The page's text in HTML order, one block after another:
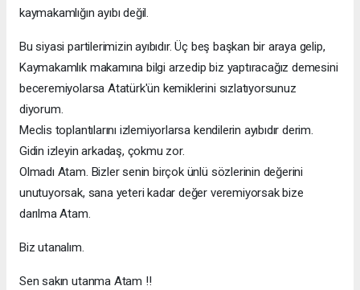
kaymakamlığın ayıbı değil.
Bu siyasi partilerimizin ayıbıdır. Üç beş başkan bir araya gelip,
Kaymakamlık makamına bilgi arzedip biz yaptıracağız demesini
beceremiyolarsa Atatürk'ün kemiklerini sızlatıyorsunuz
diyorum.
Meclis toplantılarını izlemiyorlarsa kendilerin ayıbıdır derim.
Gidin izleyin arkadaş, çokmu zor.
Olmadı Atam. Bizler senin birçok ünlü sözlerinin değerini
unutuyorsak, sana yeteri kadar değer veremiyorsak bize
darılma Atam.
Biz utanalım.
Sen sakın utanma Atam !!